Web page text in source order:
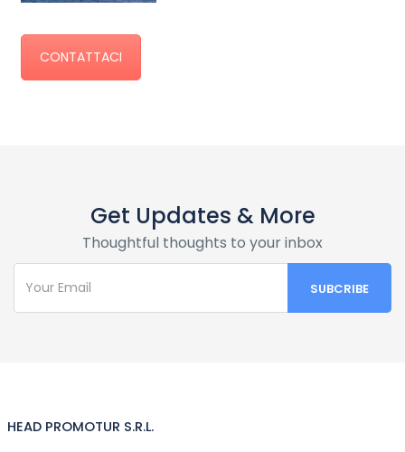
CONTATTACI
Get Updates & More
Thoughtful thoughts to your inbox
HEAD PROMOTUR S.R.L.